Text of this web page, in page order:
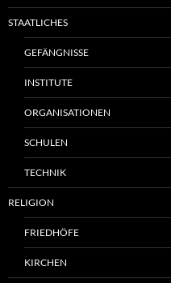
STAATLICHES
GEFÄNGNISSE
INSTITUTE
ORGANISATIONEN
SCHULEN
TECHNIK
RELIGION
FRIEDHÖFE
KIRCHEN